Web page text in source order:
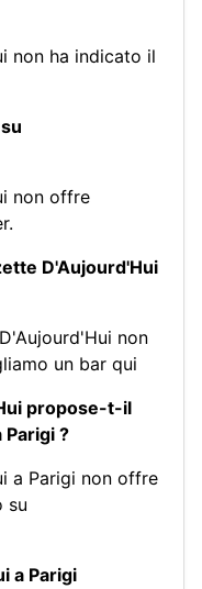
non ha indicato il
non offre
D'Aujourd'Hui
non
un bar qui
propose-t-il
?
a Parigi non offre
su
a Parigi